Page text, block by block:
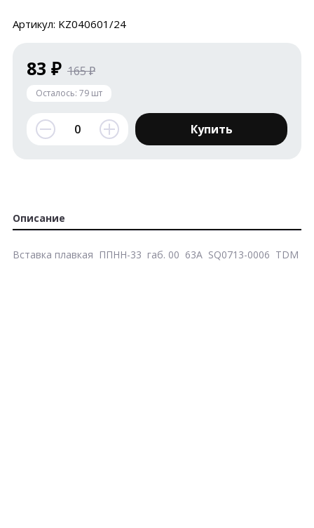
Артикул: KZ040601/24
83 ₽ 165 ₽
Осталось: 79 шт
Купить
Описание
Вставка плавкая ППНН-33 габ. 00 63А SQ0713-0006 TDM